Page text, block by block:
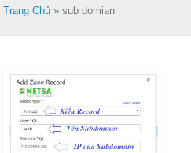
Trang Chủ »sub domian